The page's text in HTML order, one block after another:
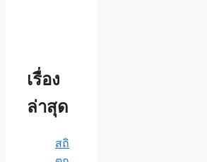
เรื่อง
ล่าสุด
สถิ